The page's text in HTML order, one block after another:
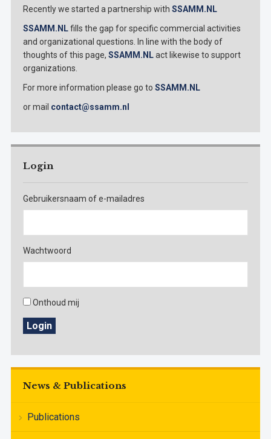
Recently we started a partnership with SSAMM.NL
SSAMM.NLfills the gap for specific commercial activities
and organizational questions. In line with the body of
thoughts of this page, SSAMM.NLact likewise to support
organizations.
For more information please go to SSAMM.NL
or mail contact@ssamm.nl
Login
Gebruikersnaam of e-mailadres
Wachtwoord
Onthoud mij
Login
News & Publications
Publications